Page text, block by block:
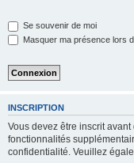
Se souvenir de moi
Masquer ma présence lors
INSCRIPTION
Vous devez être inscrit
fonctionnalités
confidentialité. Veuillez